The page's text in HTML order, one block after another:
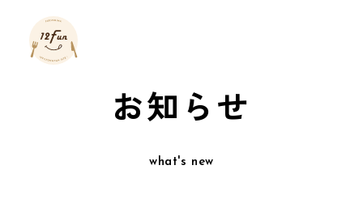
お知らせ
what's new